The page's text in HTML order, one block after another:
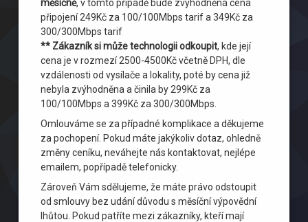
měsíčně, v tomto případě bude zvýhodněná cena
připojení 249Kč za 100/100Mbps tarif a 349Kč za
300/300Mbps tarif
** Zákazník si může technologii odkoupit, kde její
cena je v rozmezí 2500-4500Kč včetně DPH, dle
vzdálenosti od vysílače a lokality, poté by cena již
nebyla zvýhodněna a činila by 299Kč za
100/100Mbps a 399Kč za 300/300Mbps.
Omlouváme se za případné komplikace a děkujeme
za pochopení. Pokud máte jakýkoliv dotaz, ohledně
změny ceníku, neváhejte nás kontaktovat, nejlépe
emailem, popřípadě telefonicky.
Zároveň Vám sdělujeme, že máte právo odstoupit
od smlouvy bez udání důvodu s měsíční výpovědní
lhůtou. Pokud patříte mezi zákazníky, kteří mají